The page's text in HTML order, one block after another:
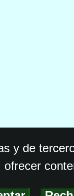
y de
ofrecer